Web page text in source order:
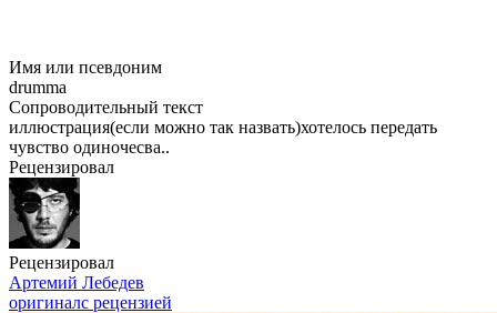
Имя или псевдоним
drumma
Сопроводительный текст
иллюстрация(если можно так назвать)хотелось передать
чувство одиночесва..
Рецензировал
Рецензировал
Артемий Лебедев
оригиналс рецензией